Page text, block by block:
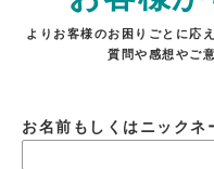
よりお客様のお困りごとに応
質問や感想やご
お名前もしくはニックネ